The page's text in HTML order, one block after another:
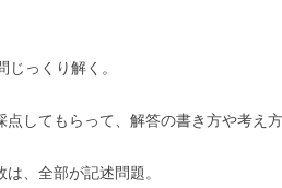
っくり解く。
点してもらって、解答の書き方や考え
、全部が記述問題。